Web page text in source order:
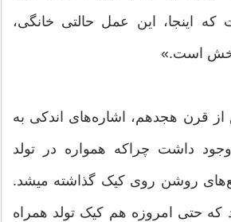
که اینجا، این عمل حالتی خانگی،
است.»
قرن هجدهم، اشاره‌های اندکی به
داشت چراکه همواره در تولد
روشن روی کیک گذاشته میشد.
حتی امروزه هم کیک تولد همراه